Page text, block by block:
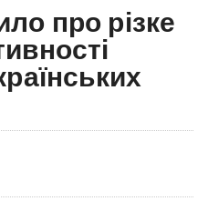
про різке